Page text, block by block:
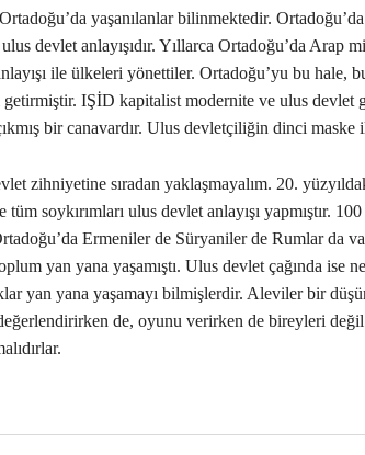
yaşanılanlar bilinmektedir.
ulus devlet anlayışıdır. Yıllarca Ortadoğu’da Arap
ile ülkeleri yönettiler. Ortadoğu’yu bu hale,
getirmiştir. IŞİD kapitalist modernite ve ulus devlet
bir canavardır. Ulus devletçiliğin dinci maske
zihniyetine sıradan yaklaşmayalım. 20.
tüm soykırımları ulus devlet anlayışı yapmıştır.
Ermeniler de Süryaniler de Rumlar da
yan yana yaşamıştı. Ulus devlet çağında ise
yan yana yaşamayı bilmişlerdir. Aleviler bir
de, oyunu verirken de bireyleri